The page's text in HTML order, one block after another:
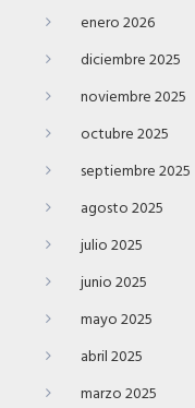
enero 2026
diciembre 2025
noviembre 2025
octubre 2025
septiembre 2025
agosto 2025
julio 2025
junio 2025
mayo 2025
abril 2025
marzo 2025